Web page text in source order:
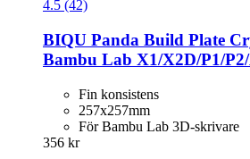
4.5 (42)
BIQU Panda Build Plate
Bambu Lab X1/X2D/P1/
Fin konsistens
257x257mm
För Bambu Lab 3D-skrivare
356 kr